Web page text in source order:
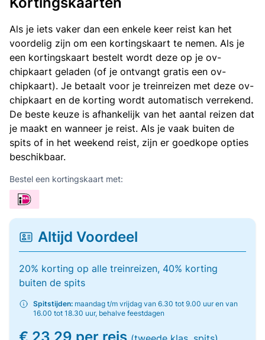
Als je iets vaker dan een enkele keer reist kan het
voordelig zijn om een kortingskaart te nemen. Als je
een kortingskaart bestelt wordt deze op je ov-
chipkaart geladen (of je ontvangt gratis een ov-
chipkaart). Je betaalt voor je treinreizen met deze ov-
chipkaart en de korting wordt automatisch verrekend.
De beste keuze is afhankelijk van het aantal reizen dat
je maakt en wanneer je reist. Als je vaak buiten de
spits of in het weekend reist, zijn er goedkope opties
beschikbaar.
Bestel een kortingskaart met:
Altijd Voordeel
20% korting op alle treinreizen, 40% korting
buiten de spits
Spitstijden: maandag t/m vrijdag van 6.30 tot 9.00 uur en van
16.00 tot 18.30 uur, behalve feestdagen